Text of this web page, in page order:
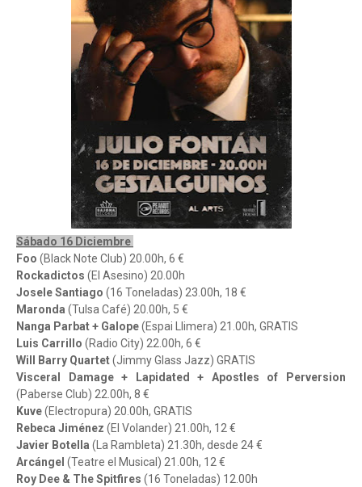
Sábado 16 Diciembre
Foo (Black Note Club) 20.00h, 6 €
Rockadictos (El Asesino) 20.00h
Josele Santiago (16 Toneladas) 23.00h, 18 €
Maronda (Tulsa Café) 20.00h, 5 €
Nanga Parbat + Galope(Espai Llimera) 21.00h, GRATIS
Luis Carrillo (Radio City) 22.00h, 6 €
Will Barry Quartet(Jimmy Glass Jazz) GRATIS
Visceral Damage + Lapidated + Apostles of Perversion
(Paberse Club) 22.00h, 8 €
Kuve(Electropura) 20.00h, GRATIS
Rebeca Jiménez (El Volander) 21.00h, 12 €
Javier Botella (La Rambleta) 21.30h, desde 24 €
Arcángel (Teatre el Musical) 21.00h, 12 €
Roy Dee & The Spitfires (16 Toneladas) 12.00h